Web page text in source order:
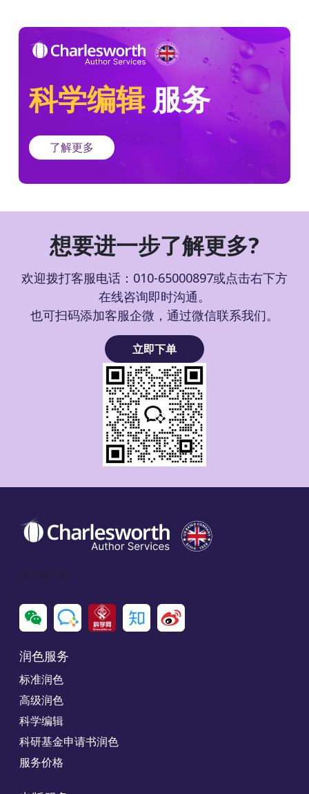
科学编辑服务
了解更多
想要进一步了解更多?
欢迎拨打客服电话：010-65000897或点击右下方
在线咨询即时沟通。
也可扫码添加客服企微，通过微信联系我们。
立即下单
Social Icon
润色服务
标准润色
高级润色
科学编辑
科研基金申请书润色
服务价格